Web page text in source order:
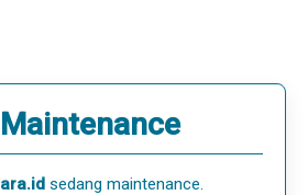
sedang maintenance.